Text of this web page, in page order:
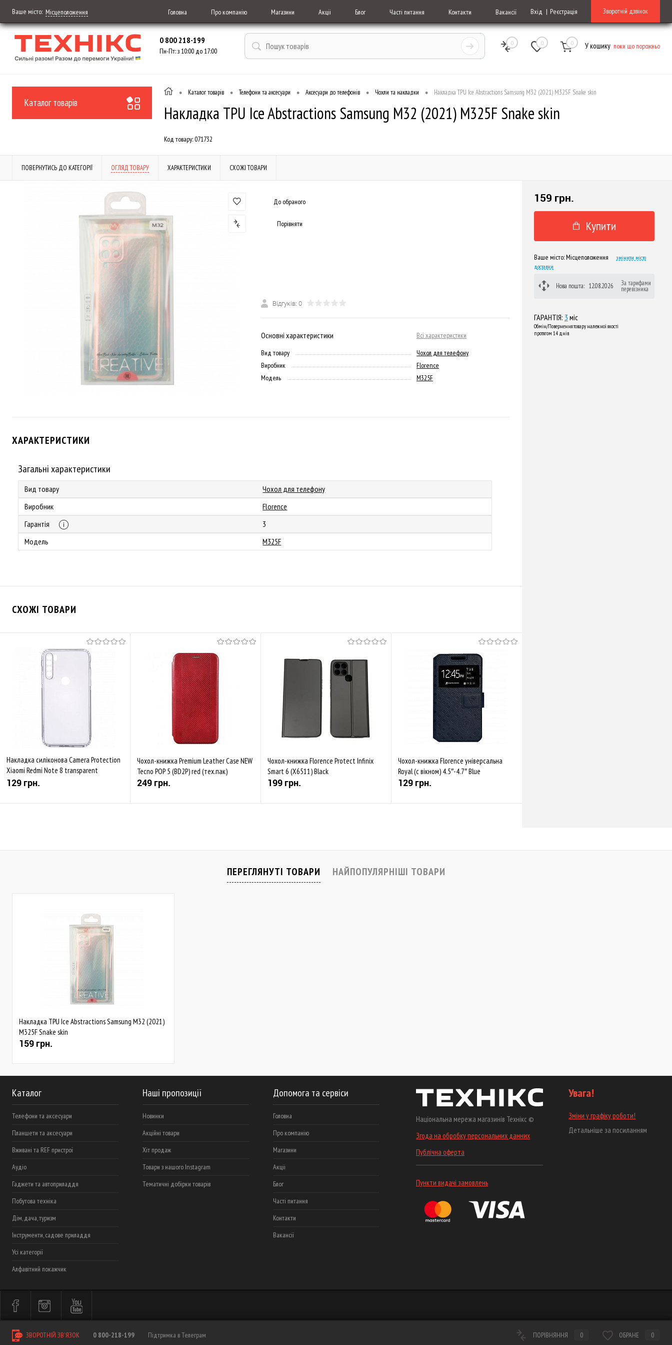
Ваше місто: Місцеположення Головна Про компанію Магазини Акціі Блог Часті питання Контакти Вакансії Вхід Реєстрація Зворотній дзвінок
0 800 218-199
Пн-Пт: з 10:00 до 17:00
0 0 0 У кошику поки що порожньо
Каталог товарів
• Каталог товарів • Телефони та аксесуари • Аксесуари до телефонів • Чохли та накладки • Накладка TPU Ice Abstractions Samsung M32 (2021) M325F Snake skin
Накладка TPU Ice Abstractions Samsung M32 (2021) M325F Snake skin
Код товару:071732
ПОВЕРНУТИСЬ ДО КАТЕГОРІЇ ОГЛЯД ТОВАРУ ХАРАКТЕРИСТИКИ СХОЖІ ТОВАРИ
До обраного
Порівняти
Відгуків: 0
Основні характеристики
Всі характеристики
Вид товару
Чохол для телефону
Виробник
Florence
Модель
M325F
ХАРАКТЕРИСТИКИ
Загальні характеристики
Вид товару
Чохол для телефону
Виробник
Florence
Гарантія
3
Модель
M325F
СХОЖІ ТОВАРИ
Накладка силіконова Camera Protection
Xiaomi Redmi Note 8 transparent
(тех.пак)
129 грн.
Чохол-книжка Premium Leather Case NEW
Tecno POP 5 (BD2P) red (тех.пак)
249 грн.
Чохол-книжка Florence Protect Infinix
Smart 6 (X6511) Black
199 грн.
Чохол-книжка Florence універсальна
Royal (с вікном) 4.5″-4.7″ Blue
129 грн.
159 грн.
Купити
Ваше місто:Місцеположення
змінити місто
доставки
Нова пошта: 12.08.2026 За тарифами
перевізника
ГАРАНТІЯ: 3 міс
Обмін/Повернення товару належної якості
протягом 14 днів
ПЕРЕГЛЯНУТІ ТОВАРИ НАЙПОПУЛЯРНІШІ ТОВАРИ
Накладка TPU Ice Abstractions Samsung M32 (2021)
M325F Snake skin
159 грн.
Каталог
Телефони та аксесуари
Планшети та аксесуари
Вживані та REF пристрої
Аудіо
Гаджети та автоприладдя
Побутова техніка
Дім, дача, туризм
Інструменти, садове приладдя
Усі категорії
Алфавітний покажчик
Наші пропозиції
Новинки
Акційні товари
Хіт продаж
Товари з нашого Instagram
Тематичні добірки товарів
Допомога та сервіси
Головна
Про компанію
Магазини
Акціі
Блог
Часті питання
Контакти
Вакансії
Національна мережа магазинів Технікс ©
Згода на обробку персональних данних
Публічна оферта
Пункти видачі замовлень
Увага!
Зміни у графіку роботи!
Детальніше за посиланням
ЗВОРОТНІЙ ЗВ'ЯЗОК 0 800-218-199 Підтримка в Телеграм ПОРІВНЯННЯ 0 ОБРАНЕ 0